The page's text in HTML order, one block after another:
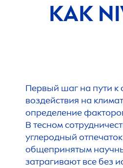
КАК
Первый шаг на пути к
воздействия на
определение
В тесном
углеродный
общепринятым
затрагивают все без